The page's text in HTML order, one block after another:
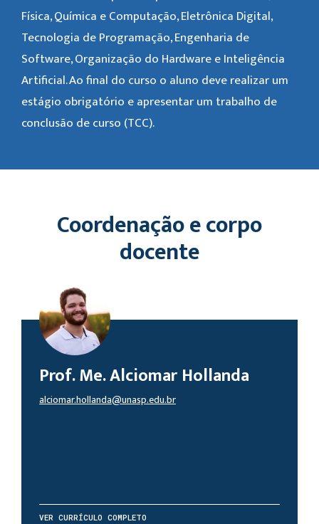
Física, Química e Computação, Eletrônica Digital,
Tecnologia de Programação, Engenharia de
Software, Organização do Hardware e Inteligência
Artificial. Ao final do curso o aluno deve realizar um
estágio obrigatório e apresentar um trabalho de
conclusão de curso (TCC).
Coordenação e corpo
docente
Prof. Me. Alciomar Hollanda
alciomar.hollanda@unasp.edu.br
VER CURRÍCULO COMPLETO